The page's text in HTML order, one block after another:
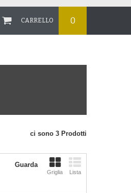
CARRELLO 0
ci sono 3 Prodotti
Guarda
Griglia Lista